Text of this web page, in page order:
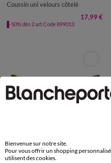
Coussin uni velours côtelé
17,99 €
-50% dès 2 art Code 899013
Bienvenue sur notre site.
Pour vous offrir un shopping
utilisent des cookies.